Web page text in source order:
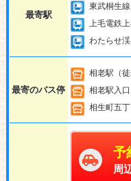
最寄駅
東武桐生
上毛電鉄
わたらせ
最寄のバス停
相老駅（徒
相老駅入口
相生町五丁
予
周